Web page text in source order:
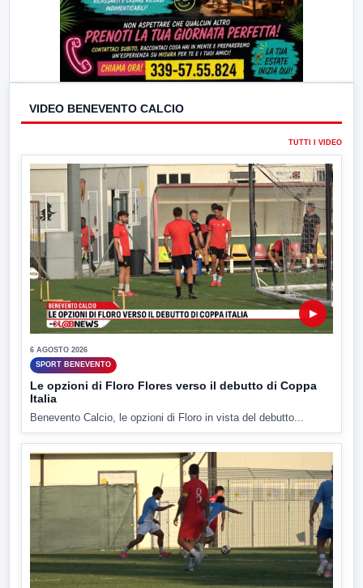
VIDEO BENEVENTO CALCIO
TUTTI I VIDEO
▶
6 AGOSTO 2026
SPORT BENEVENTO
Le opzioni di Floro Flores verso il debutto di Coppa
Italia
Benevento Calcio, le opzioni di Floro in vista del debutto...